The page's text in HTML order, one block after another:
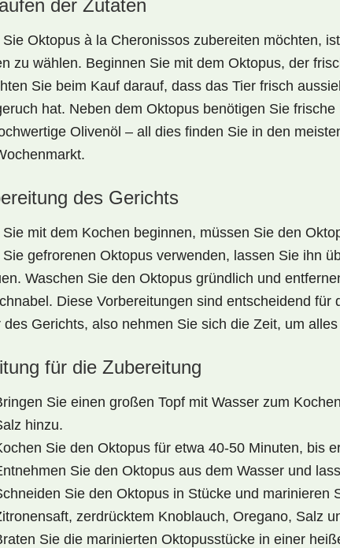
der Zutaten
Oktopus à la Cheronissos zubereiten möchten,
zu wählen. Beginnen Sie mit dem Oktopus, der
Sie beim Kauf darauf, dass das Tier frisch
hat. Neben dem Oktopus benötigen Sie
Olivenöl – all dies finden Sie in den
des Gerichts
Sie mit dem Kochen beginnen, müssen Sie den
gefrorenen Oktopus verwenden, lassen Sie ihn
Waschen Sie den Oktopus gründlich und
Diese Vorbereitungen sind entscheidend für
des Gerichts, also nehmen Sie sich die Zeit, um
für die Zubereitung
Sie einen großen Topf mit Wasser zum
hinzu.
Sie den Oktopus für etwa 40-50 Minuten, bis
Sie den Oktopus aus dem Wasser und
Sie den Oktopus in Stücke und marinieren
zerdrücktem Knoblauch, Oregano, Salz
Sie die marinierten Oktopusstücke in einer